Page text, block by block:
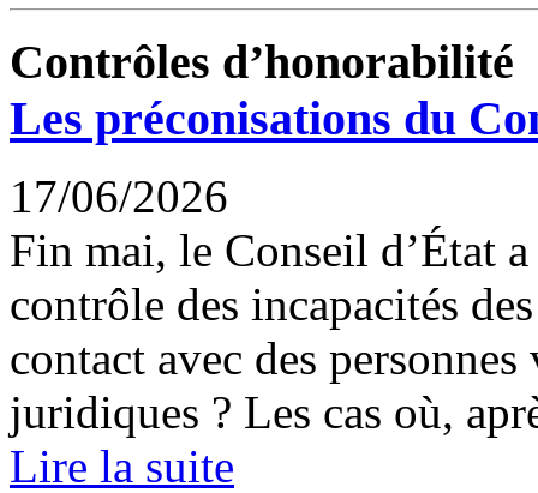
Contrôles d’honorabilité
Les préconisations du
17/06/2026
Fin mai, le Conseil d’État
contrôle des incapacités
contact avec des
juridiques ? Les cas où,
Lire la suite